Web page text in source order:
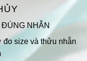
NHẪN
đo size và thửu nhẫn